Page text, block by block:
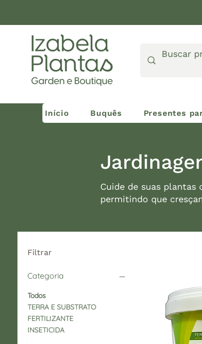
Início Buquês Presentes
Cuide de suas plantas
permitindo que
Filtrar
Categoria
Todos
TERRA E SUBSTRATO
FERTILIZANTE
INSETICIDA